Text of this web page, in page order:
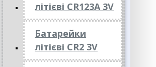
літієві CR123A 3V
Батарейки
літієві CR2 3V